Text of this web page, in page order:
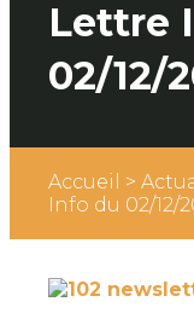
Lettre
02/12/
Accueil >
Info du 02/12/